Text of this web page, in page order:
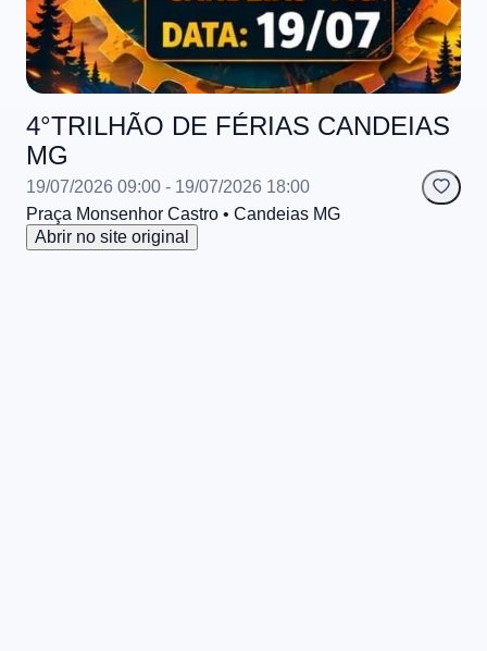
4°TRILHÃO DE FÉRIAS CANDEIAS
MG
19/07/2026 09:00 - 19/07/2026 18:00
Praça Monsenhor Castro • Candeias MG
Abrir no site original